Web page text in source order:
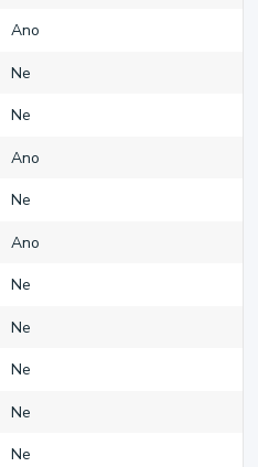
Ano
Ne
Ne
Ano
Ne
Ano
Ne
Ne
Ne
Ne
Ne